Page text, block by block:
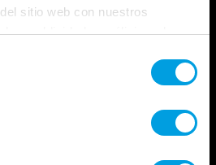
sitio web con nuestros
publicidad y análisis web,
hayan recopilado a partir del